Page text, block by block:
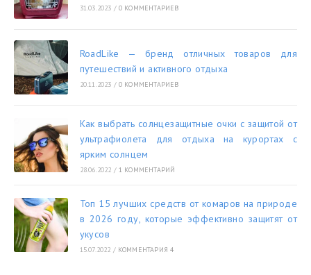
31.03.2023 / 0 КОММЕНТАРИЕВ
RoadLike — бренд отличных товаров для
путешествий и активного отдыха
20.11.2023 / 0 КОММЕНТАРИЕВ
Как выбрать солнцезащитные очки с защитой от
ультрафиолета для отдыха на курортах с
ярким солнцем
28.06.2022 / 1 КОММЕНТАРИЙ
Топ 15 лучших средств от комаров на природе
в 2026 году, которые эффективно защитят от
укусов
15.07.2022 / КОММЕНТАРИЯ 4